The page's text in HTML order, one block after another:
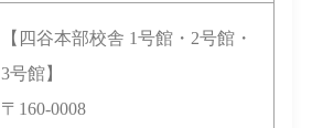
【四谷本部校舎 1号館・2号館・
3号館】
〒160-0008